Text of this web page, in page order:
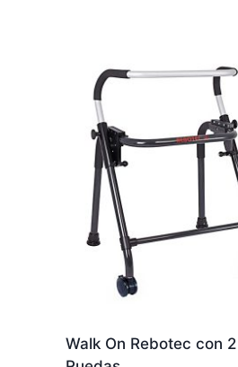
Walk On Rebotec con 2